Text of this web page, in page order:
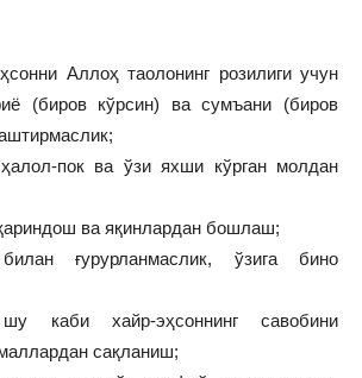
Аллоҳ таолонинг розилиги учун
(биров кўрсин) ва сумъани (биров
пок ва ўзи яхши кўрган молдан
ва яқинлардан бошлаш;
ғурурланмаслик, ўзига бино
каби хайр-эҳсоннинг савобини
сақланиш;